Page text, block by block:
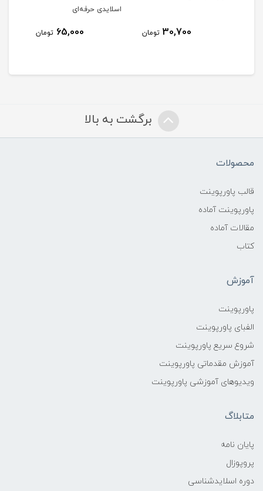
30,700 تومان
اسلایدی حرفه‌ای
65,000 تومان
برگشت به بالا
محصولات
قالب پاورپوینت
پاورپوینت آماده
مقالات آماده
کتاب
آموزش
پاورپوینت
الفبای پاورپوینت
شروع سریع پاورپوینت
آموزش مقدماتی پاورپوینت
ویدیوهای آموزشی پاورپوینت
متابلاگ
پایان نامه
پروپوزال
دوره اسلایدشناسی